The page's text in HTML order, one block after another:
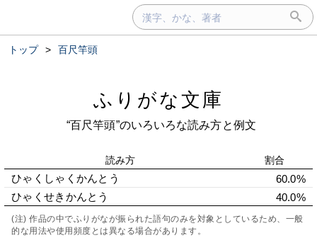
トップ > 百尺竿頭
ふりがな文庫
“百尺竿頭”のいろいろな読み方と例文
読み方 割合
ひゃくしゃくかんとう
60.0%
ひゃくせきかんとう
40.0%
(注) 作品の中でふりがなが振られた語句のみを対象としているため、一般
的な用法や使用頻度とは異なる場合があります。